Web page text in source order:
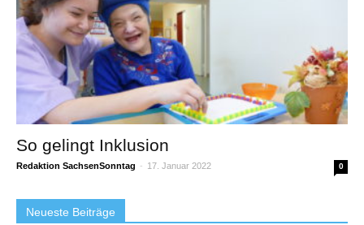
So gelingt Inklusion
Redaktion SachsenSonntag - 17. Januar 2022 0
Neueste Beiträge